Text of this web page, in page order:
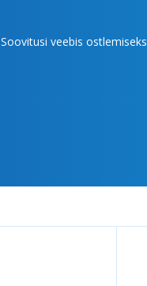
Soovitusi veebis ostlemiseks